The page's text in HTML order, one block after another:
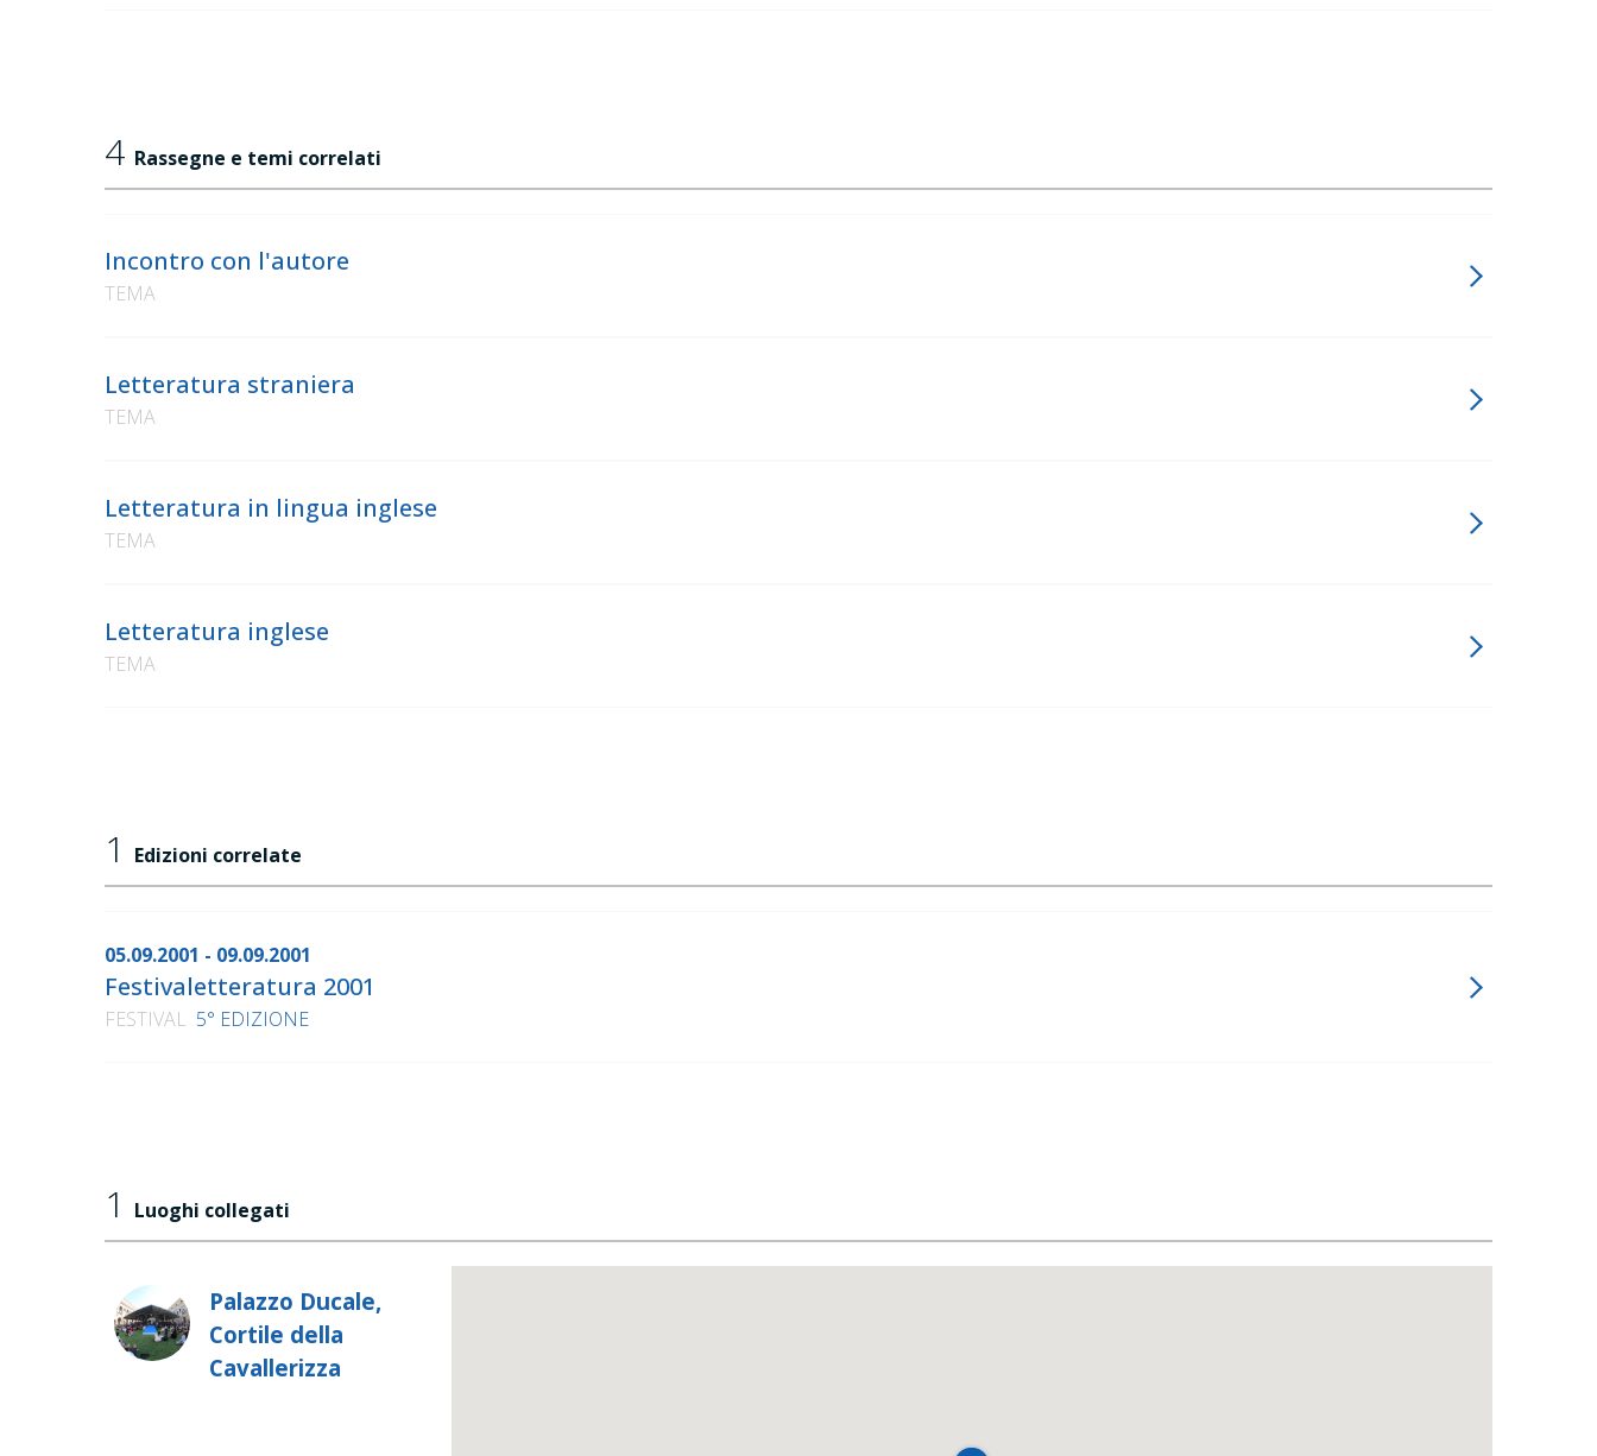
4 Rassegne e temi correlati
Incontro con l'autore
TEMA
Letteratura straniera
TEMA
Letteratura in lingua inglese
TEMA
Letteratura inglese
TEMA
1 Edizioni correlate
05.09.2001 - 09.09.2001
Festivaletteratura 2001
FESTIVAL 5° EDIZIONE
1 Luoghi collegati
Palazzo Ducale,
Cortile della
Cavallerizza